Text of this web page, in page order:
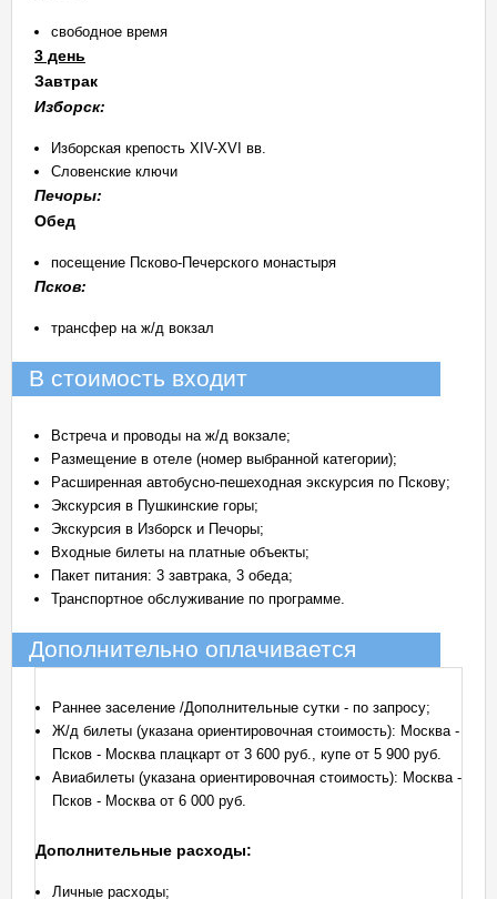
свободное время
3 день
Завтрак
Изборск:
Изборская крепость XIV-XVI вв.
Словенские ключи
Печоры:
Обед
посещение Псково-Печерского монастыря
Псков:
трансфер на ж/д вокзал
В стоимость входит
Встреча и проводы на ж/д вокзале;
Размещение в отеле (номер выбранной категории);
Расширенная автобусно-пешеходная экскурсия по Пскову;
Экскурсия в Пушкинские горы;
Экскурсия в Изборск и Печоры;
Входные билеты на платные объекты;
Пакет питания: 3 завтрака, 3 обеда;
Транспортное обслуживание по программе.
Дополнительно оплачивается
Раннее заселение /Дополнительные сутки - по запросу;
Ж/д билеты (указана ориентировочная стоимость): Москва -
Псков - Москва плацкарт от 3 600 руб., купе от 5 900 руб.
Авиабилеты (указана ориентировочная стоимость): Москва -
Псков - Москва от 6 000 руб.
Дополнительные расходы:
Личные расходы;